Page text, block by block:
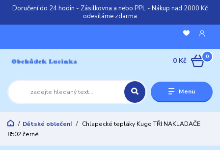
Doručení do 24 hodin - Zásilkovna a nebo PPL - Nákup nad 2000 Kč
odesíláme zdarma
Menu
0
0 Kč
Dětské oblečení
Chlapecké tepláky Kugo TŘI NAKLADAČE
8502 černé